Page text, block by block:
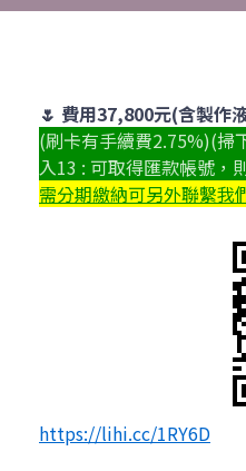
🌷 費用37,800元(含製作
(刷卡有手續費2.75%)(掃
入13 : 可取得匯款帳號，
需分期繳納可另外聯繫我
https://lihi.cc/1RY6D